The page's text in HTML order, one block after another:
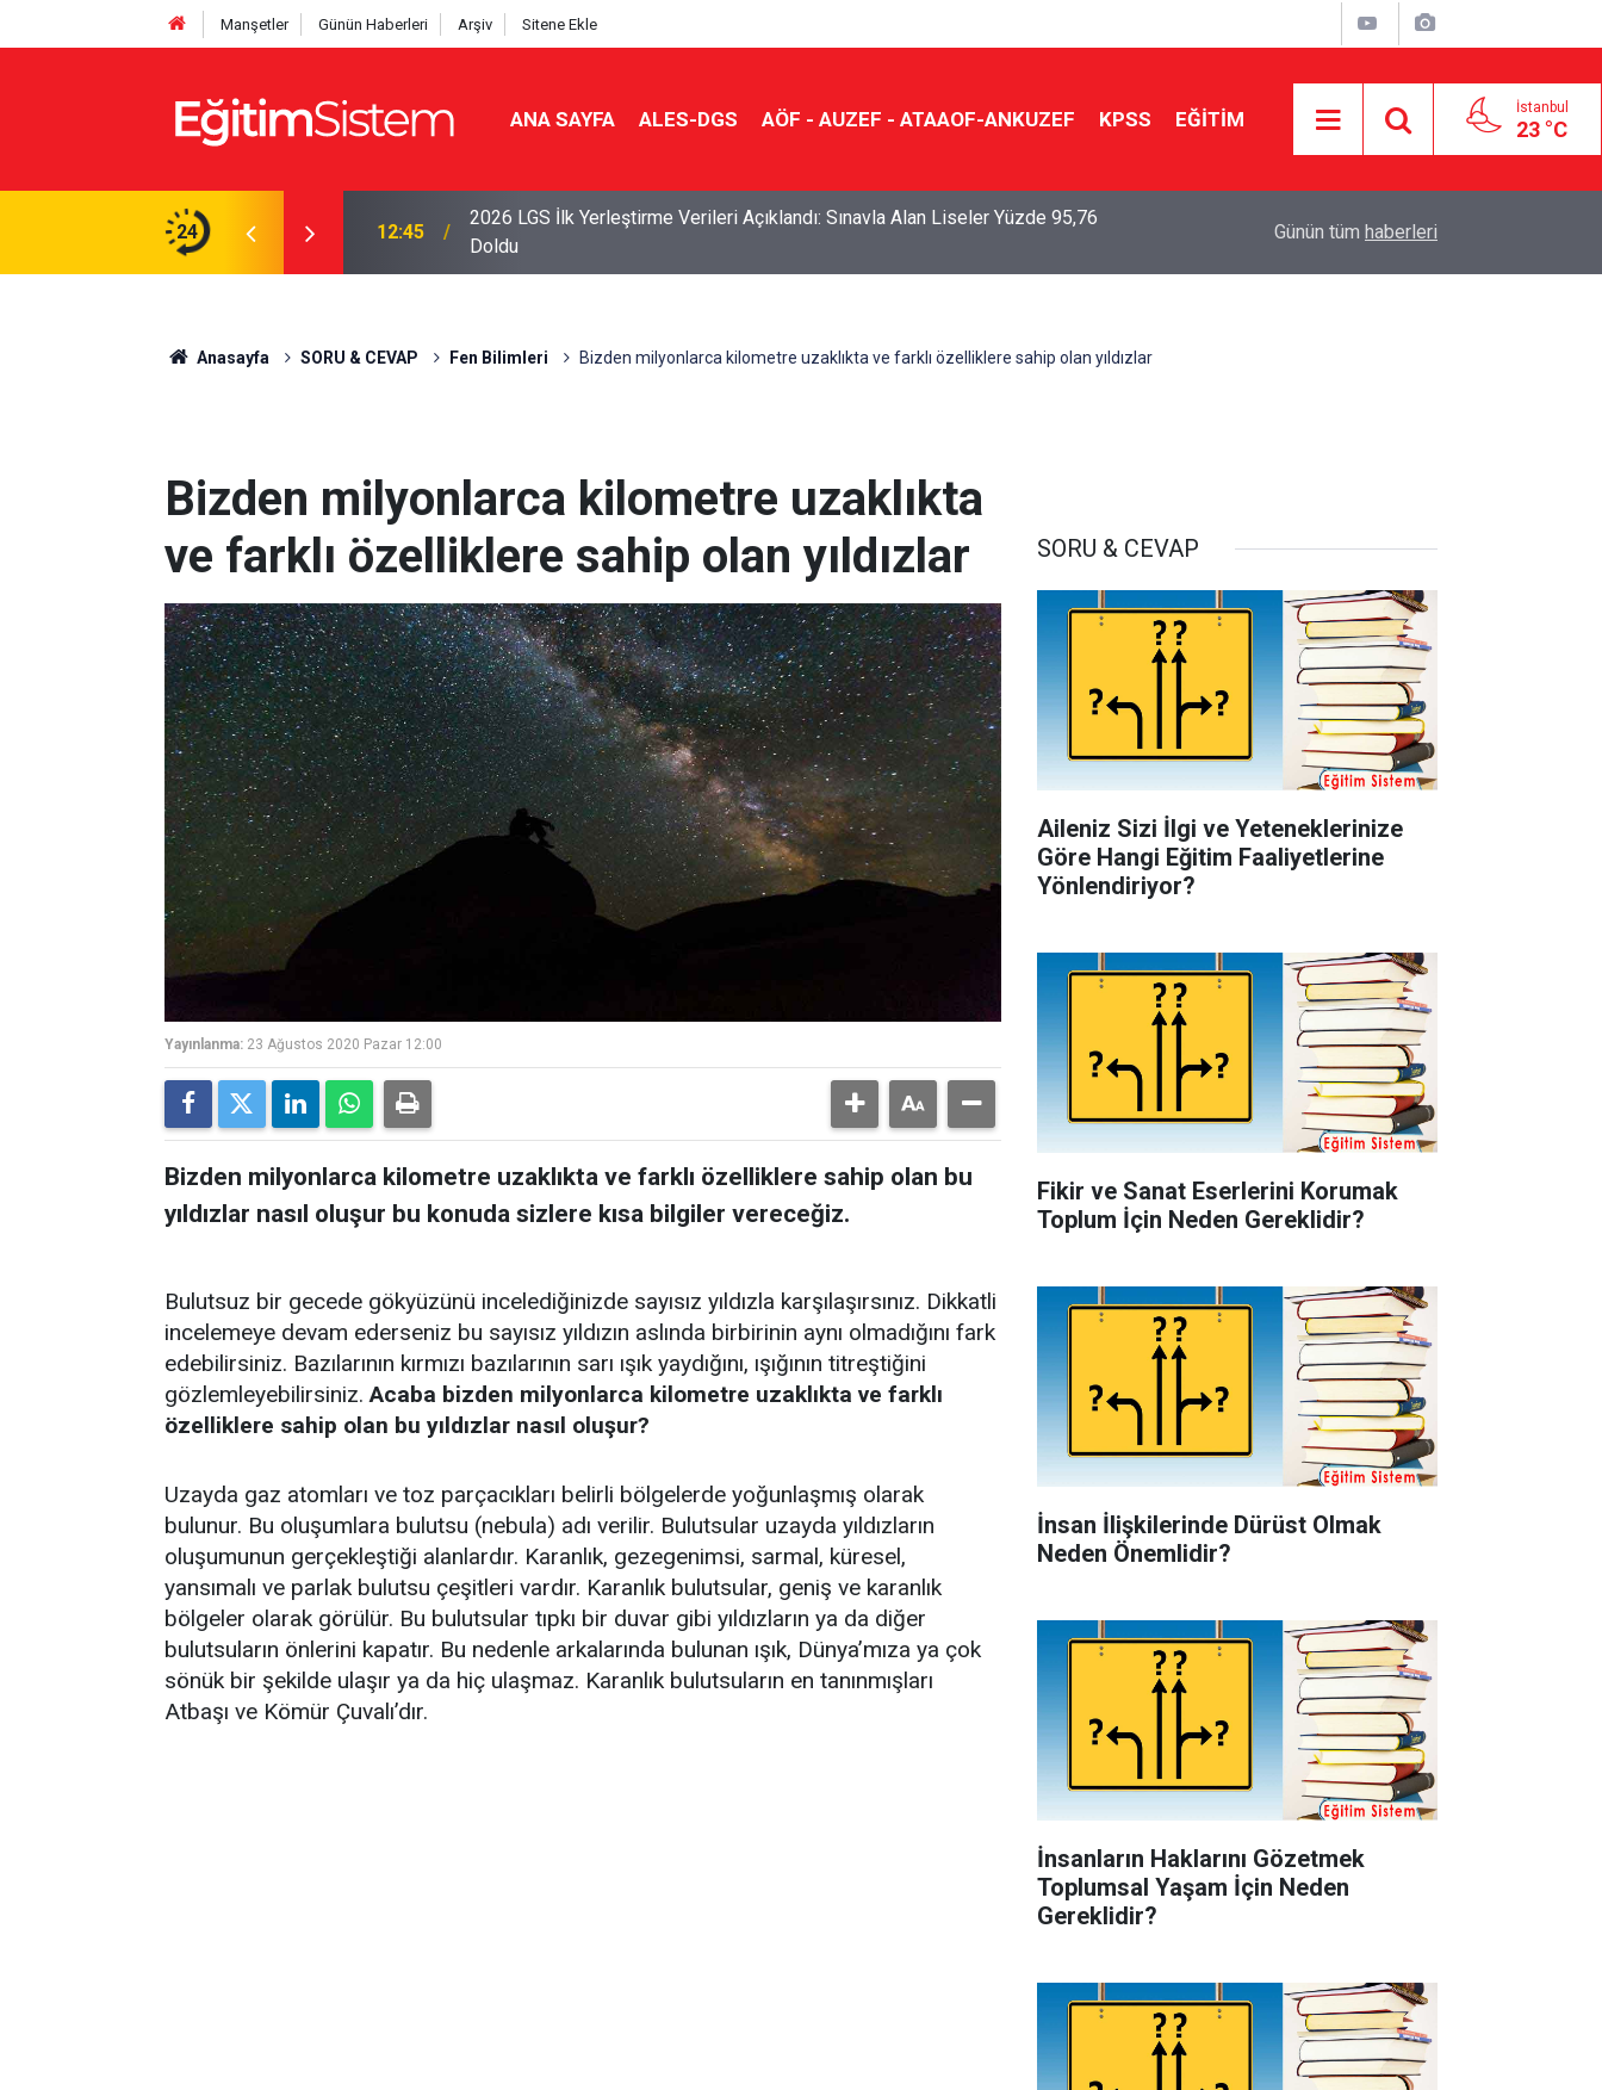
Manşetler Günün Haberleri Arşiv Sitene Ekle
ANA SAYFA ALES-DGS AÖF - AUZEF - ATAAOF-ANKUZEF KPSS EĞİTİM İstanbul
23 °C
24
Belli Oldu: İki Program 500 Puanla
12:45
2026 LGS İlk Yerleştirme Verileri Açıklandı: Sınavla Alan Liseler Yüzde 95,76
Doldu
Tercihine Yerleşti
Günün tüm haberleri
Anasayfa SORU & CEVAP Fen Bilimleri Bizden milyonlarca kilometre uzaklıkta ve farklı özelliklere sahip olan yıldızlar
Bizden milyonlarca kilometre uzaklıkta
ve farklı özelliklere sahip olan yıldızlar
Yayınlanma: 23 Ağustos 2020 Pazar 12:00
Bizden milyonlarca kilometre uzaklıkta ve farklı özelliklere sahip olan bu
yıldızlar nasıl oluşur bu konuda sizlere kısa bilgiler vereceğiz.
Bulutsuz bir gecede gökyüzünü incelediğinizde sayısız yıldızla karşılaşırsınız. Dikkatli
incelemeye devam ederseniz bu sayısız yıldızın aslında birbirinin aynı olmadığını fark
edebilirsiniz. Bazılarının kırmızı bazılarının sarı ışık yaydığını, ışığının titreştiğini
gözlemleyebilirsiniz.Acaba bizden milyonlarca kilometre uzaklıkta ve farklı
özelliklere sahip olan bu yıldızlar nasıl oluşur?
Uzayda gaz atomları ve toz parçacıkları belirli bölgelerde yoğunlaşmış olarak
bulunur. Bu oluşumlara bulutsu (nebula) adı verilir. Bulutsular uzayda yıldızların
oluşumunun gerçekleştiği alanlardır. Karanlık, gezegenimsi, sarmal, küresel,
yansımalı ve parlak bulutsu çeşitleri vardır. Karanlık bulutsular, geniş ve karanlık
bölgeler olarak görülür. Bu bulutsular tıpkı bir duvar gibi yıldızların ya da diğer
bulutsuların önlerini kapatır. Bu nedenle arkalarında bulunan ışık, Dünya’mıza ya çok
sönük bir şekilde ulaşır ya da hiç ulaşmaz. Karanlık bulutsuların en tanınmışları
Atbaşı ve Kömür Çuvalı’dır.
SORU & CEVAP
Aileniz Sizi İlgi ve Yeteneklerinize
Göre Hangi Eğitim Faaliyetlerine
Yönlendiriyor?
Fikir ve Sanat Eserlerini Korumak
Toplum İçin Neden Gereklidir?
İnsan İlişkilerinde Dürüst Olmak
Neden Önemlidir?
İnsanların Haklarını Gözetmek
Toplumsal Yaşam İçin Neden
Gereklidir?